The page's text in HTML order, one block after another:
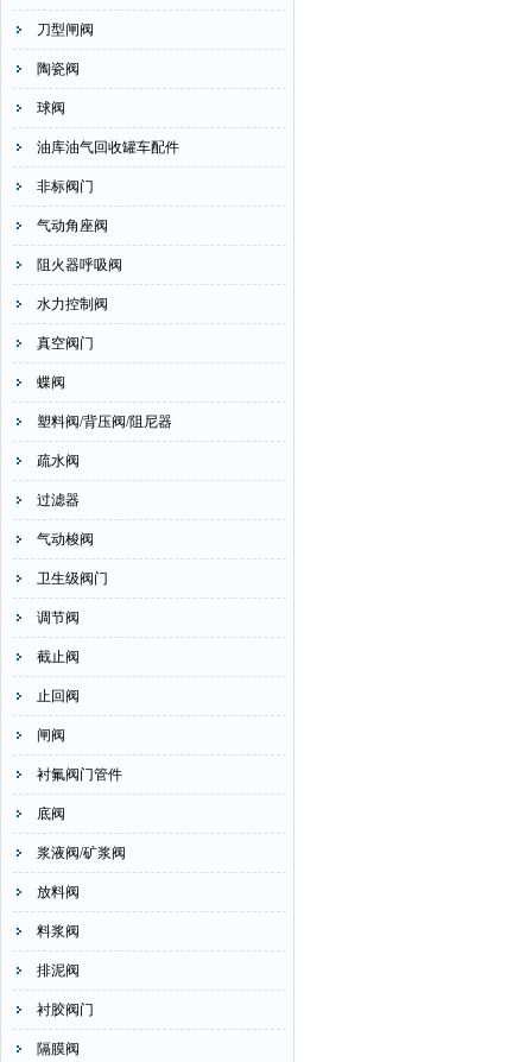
刀型闸阀
陶瓷阀
球阀
油库油气回收罐车配件
非标阀门
气动角座阀
阻火器呼吸阀
水力控制阀
真空阀门
蝶阀
塑料阀/背压阀/阻尼器
疏水阀
过滤器
气动梭阀
卫生级阀门
调节阀
截止阀
止回阀
闸阀
衬氟阀门管件
底阀
浆液阀/矿浆阀
放料阀
料浆阀
排泥阀
衬胶阀门
隔膜阀